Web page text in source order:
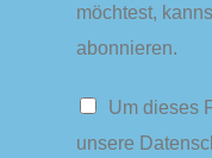
w
s
t
t
möchtest,
abonnieren.
D
t
Um dieses
unsere